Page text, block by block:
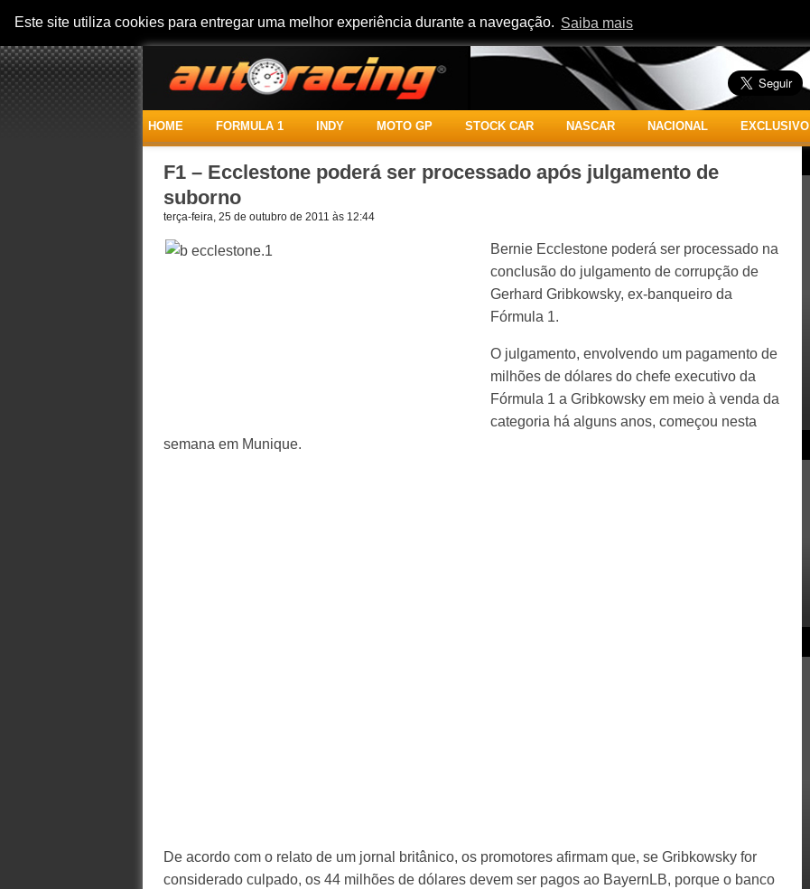
Este site utiliza cookies para entregar uma melhor experiência durante a navegação. Saiba mais
HOME FORMULA 1 INDY MOTO GP STOCK CAR NASCAR NACIONAL EXCLUSIVO
F1 – Ecclestone poderá ser processado após julgamento de
suborno
terça-feira, 25 de outubro de 2011 às 12:44
Bernie Ecclestone poderá ser processado na
conclusão do julgamento de corrupção de
Gerhard Gribkowsky, ex-banqueiro da
Fórmula 1.
O julgamento, envolvendo um pagamento de
milhões de dólares do chefe executivo da
Fórmula 1 a Gribkowsky em meio à venda da
categoria há alguns anos, começou nesta
semana em Munique.
De acordo com o relato de um jornal britânico, os promotores afirmam que, se Gribkowsky for
considerado culpado, os 44 milhões de dólares devem ser pagos ao BayernLB, porque o banco